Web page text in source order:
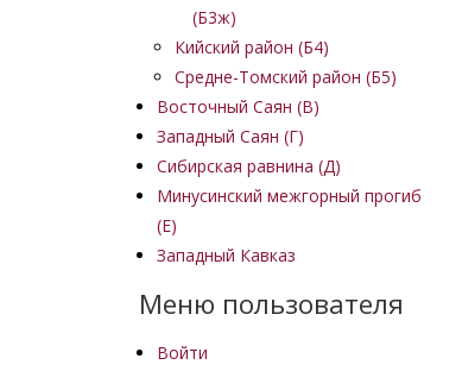
(Б3ж)
Кийский район (Б4)
Средне-Томский район (Б5)
Восточный Саян (B)
Западный Саян (Г)
Сибирская равнина (Д)
Минусинский межгорный прогиб
(Е)
Западный Кавказ
Меню пользователя
Войти